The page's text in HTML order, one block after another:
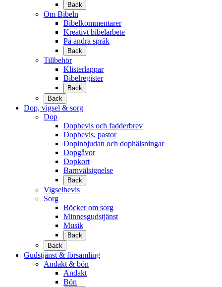
Back
Om Bibeln
Bibelkommentarer
Kreativt bibelarbete
På andra språk
Back
Tillbehör
Klisterlappar
Bibelregister
Back
Back
Dop, vigsel & sorg
Dop
Dopbevis och fadderbrev
Dopbevis, pastor
Dopinbjudan och dophälsningar
Dopgåvor
Dopkort
Barnvälsignelse
Back
Vigselbevis
Sorg
Böcker om sorg
Minnesgudstjänst
Musik
Back
Back
Gudstjänst & församling
Andakt & bön
Andakt
Bön